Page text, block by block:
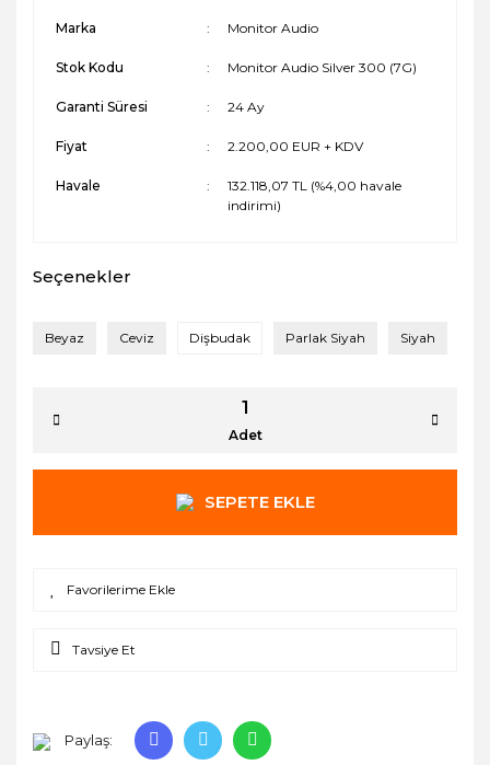
Marka Monitor Audio
Stok Kodu Monitor Audio Silver 300 (7G)
Garanti Süresi 24 Ay
Fiyat 2.200,00 EUR + KDV
Havale
132.118,07 TL (%4,00 havale
indirimi)
Seçenekler
Beyaz Ceviz Dişbudak Parlak Siyah Siyah
Adet
SEPETE EKLE
Tavsiye Et
Paylaş: